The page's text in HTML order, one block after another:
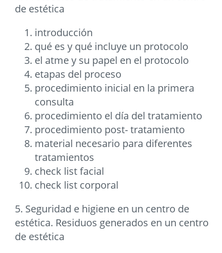
de estética
introducción
qué es y qué incluye un protocolo
el atme y su papel en el protocolo
etapas del proceso
procedimiento inicial en la primera
consulta
procedimiento el día del tratamiento
procedimiento post- tratamiento
material necesario para diferentes
tratamientos
check list facial
check list corporal
5. Seguridad e higiene en un centro de
estética. Residuos generados en un centro
de estética